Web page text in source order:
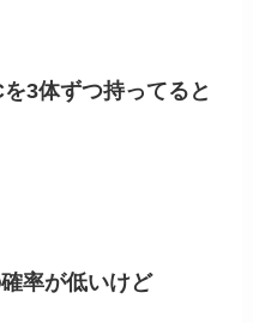
3体ずつ持ってると
率が低いけど